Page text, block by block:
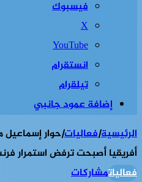
فيسبوك
‫X
‫YouTube
انستقرام
تيلقرام
إضافة عمود جانبي
الرئيسية|فعاليات|
أفريقيا أصبحت ترفض استمرار
فعالياتمشاركات